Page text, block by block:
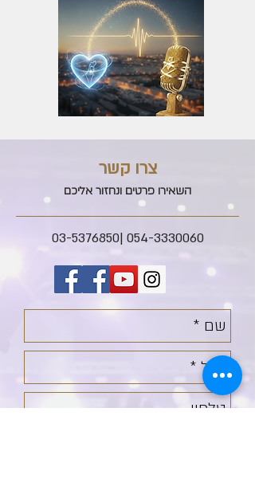
צרו קשר
השאירו פרטים ונחזור אליכם
054-3330060
|03-5376850